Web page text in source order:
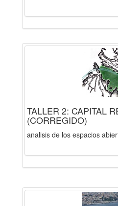
TALLER 2: CAPITAL
(CORREGIDO)
analisis de los espacios